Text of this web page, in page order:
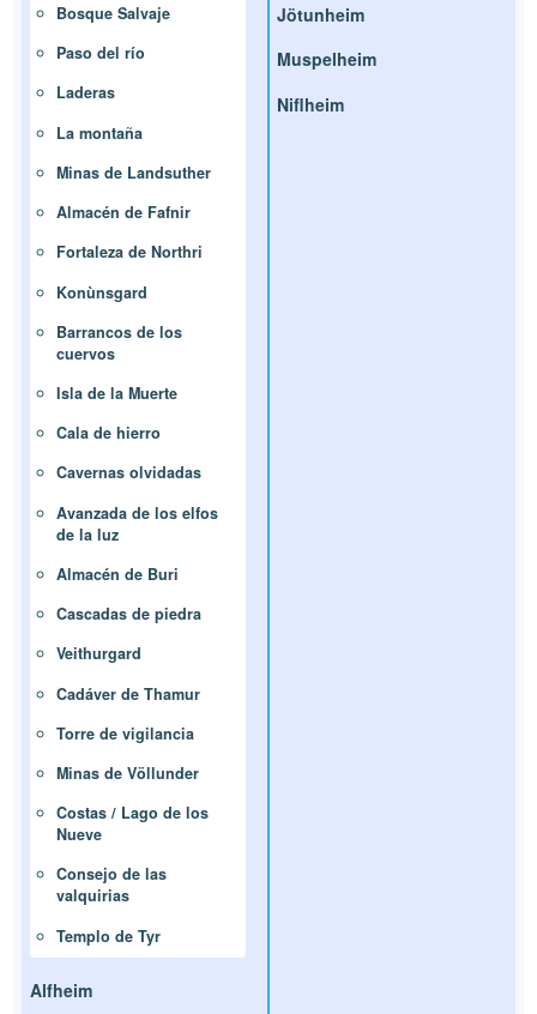
Bosque Salvaje
Paso del río
Laderas
La montaña
Minas de Landsuther
Almacén de Fafnir
Fortaleza de Northri
Konùnsgard
Barrancos de los
cuervos
Isla de la Muerte
Cala de hierro
Cavernas olvidadas
Avanzada de los elfos
de la luz
Almacén de Buri
Cascadas de piedra
Veithurgard
Cadáver de Thamur
Torre de vigilancia
Minas de Völlunder
Costas / Lago de los
Nueve
Consejo de las
valquirias
Templo de Tyr
Alfheim
Jötunheim
Muspelheim
Niflheim